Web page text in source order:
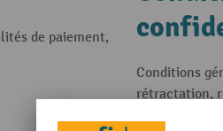
de paiement,
Conditions
rétractation,